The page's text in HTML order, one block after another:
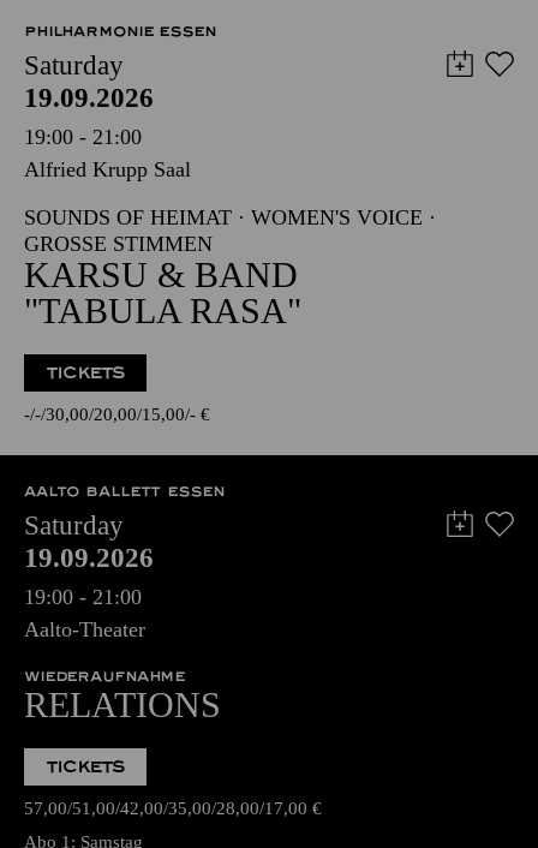
PHILHARMONIE ESSEN
Saturday
19.09.2026
19:00 - 21:00
Alfried Krupp Saal
SOUNDS OF HEIMAT · WOMEN'S VOICE ·
GROSSE STIMMEN
KARSU & BAND
"TABULA RASA"
TICKETS
- - 30,00 20,00 15,00 - €
AALTO BALLETT ESSEN
Saturday
19.09.2026
19:00 - 21:00
Aalto-Theater
WIEDERAUFNAHME
RELATIONS
TICKETS
57,00 51,00 42,00 35,00 28,00 17,00 €
Abo 1: Samstag